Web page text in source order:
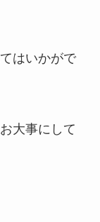
はいかがで
大事にして